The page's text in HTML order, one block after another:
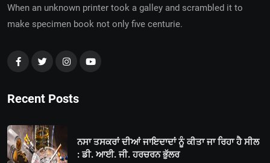
When an unknown printer took a galley and scrambled it to
make specimen book not only five centurie.
Recent Posts
ਨਸਾ ਤਸਕਰਾਂ ਦੀਆਂ ਜਾਇਦਾਦਾਂ ਨੂੰ ਕੀਤਾ ਜਾ ਰਿਹਾ ਹੈ ਸੀਲ
: ਡੀ. ਆਈ. ਜੀ. ਹਰਚਰਨ ਭੁੱਲਰ